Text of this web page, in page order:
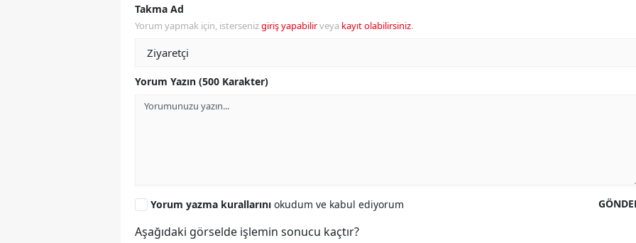
Takma Ad
Yorum yapmak için, istersenizgiriş yapabilirveya kayıt olabilirsiniz.
Yorum Yazın (500 Karakter)
Yorum yazma kurallarını okudum ve kabul ediyorum
Aşağıdaki görselde işlemin sonucu kaçtır?